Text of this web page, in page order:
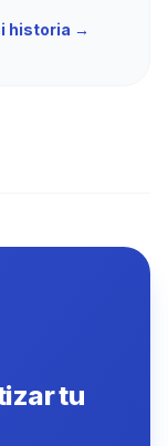
historia →
tu